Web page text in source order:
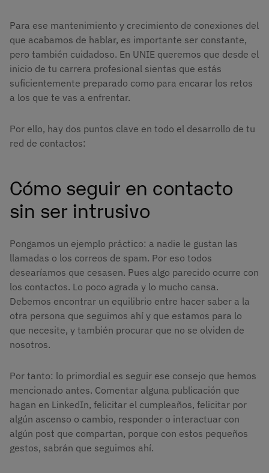
Para ese mantenimiento y crecimiento de conexiones del
que acabamos de hablar, es importante ser constante,
pero también cuidadoso. En UNIE queremos que desde el
inicio de tu carrera profesional sientas que estás
suficientemente preparado como para encarar los retos
a los que te vas a enfrentar.
Por ello, hay dos puntos clave en todo el desarrollo de tu
red de contactos:
Cómo seguir en contacto
sin ser intrusivo
Pongamos un ejemplo práctico: a nadie le gustan las
llamadas o los correos de spam. Por eso todos
desearíamos que cesasen. Pues algo parecido ocurre con
los contactos. Lo poco agrada y lo mucho cansa.
Debemos encontrar un equilibrio entre hacer saber a la
otra persona que seguimos ahí y que estamos para lo
que necesite, y también procurar que no se olviden de
nosotros.
Por tanto: lo primordial es seguir ese consejo que hemos
mencionado antes. Comentar alguna publicación que
hagan en LinkedIn, felicitar el cumpleaños, felicitar por
algún ascenso o cambio, responder o interactuar con
algún post que compartan, porque con estos pequeños
gestos, sabrán que seguimos ahí.